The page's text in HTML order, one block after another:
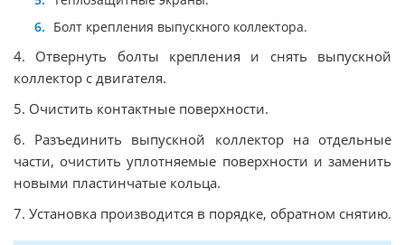
Болт крепления выпускного коллектора.
4. Отвернуть болты крепления и снять выпускной
коллектор с двигателя.
5. Очистить контактные поверхности.
6. Разъединить выпускной коллектор на отдельные
части, очистить уплотняемые поверхности и заменить
новыми пластинчатые кольца.
7. Установка производится в порядке, обратном снятию.